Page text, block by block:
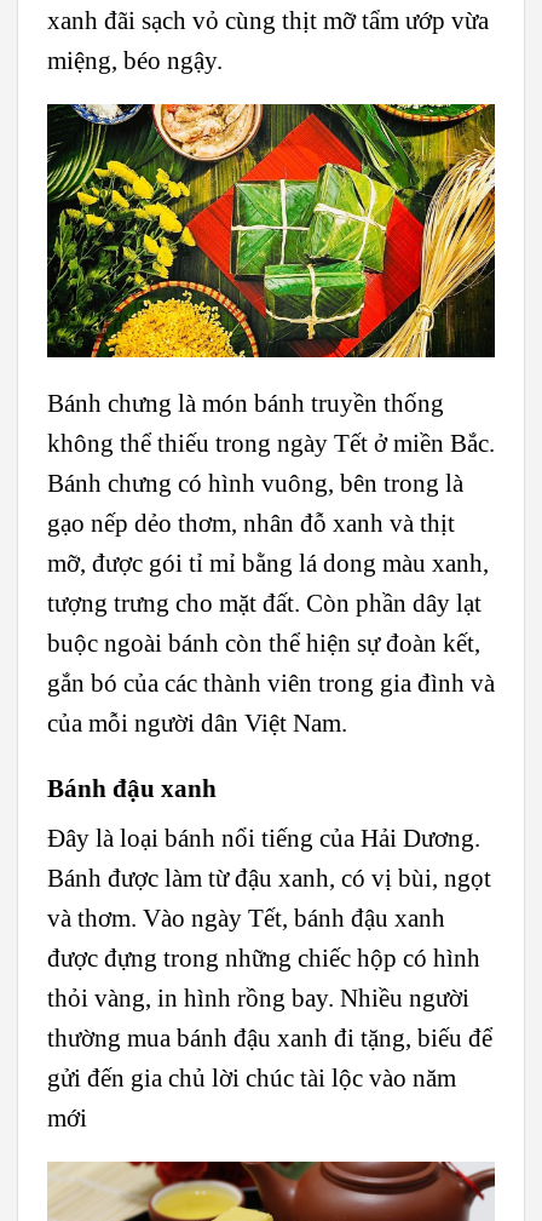
xanh đãi sạch vỏ cùng thịt mỡ tẩm ướp vừa
miệng, béo ngậy.
Bánh chưng là món bánh truyền thống
không thể thiếu trong ngày Tết ở miền Bắc.
Bánh chưng có hình vuông, bên trong là
gạo nếp dẻo thơm, nhân đỗ xanh và thịt
mỡ, được gói tỉ mỉ bằng lá dong màu xanh,
tượng trưng cho mặt đất. Còn phần dây lạt
buộc ngoài bánh còn thể hiện sự đoàn kết,
gắn bó của các thành viên trong gia đình và
của mỗi người dân Việt Nam.
Bánh đậu xanh
Đây là loại bánh nổi tiếng của Hải Dương.
Bánh được làm từ đậu xanh, có vị bùi, ngọt
và thơm. Vào ngày Tết, bánh đậu xanh
được đựng trong những chiếc hộp có hình
thỏi vàng, in hình rồng bay. Nhiều người
thường mua bánh đậu xanh đi tặng, biếu để
gửi đến gia chủ lời chúc tài lộc vào năm
mới